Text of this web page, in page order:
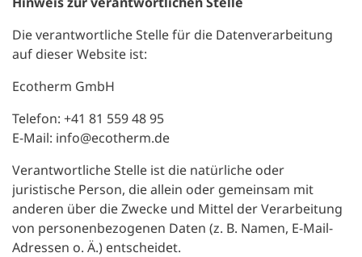
Die verantwortliche Stelle für die Datenverarbeitung
auf dieser Website ist:
Ecotherm GmbH
Telefon: +41 81 559 48 95
E-Mail: info@ecotherm.de
Verantwortliche Stelle ist die natürliche oder
juristische Person, die allein oder gemeinsam mit
anderen über die Zwecke und Mittel der Verarbeitung
von personenbezogenen Daten (z. B. Namen, E-Mail-
Adressen o. Ä.) entscheidet.